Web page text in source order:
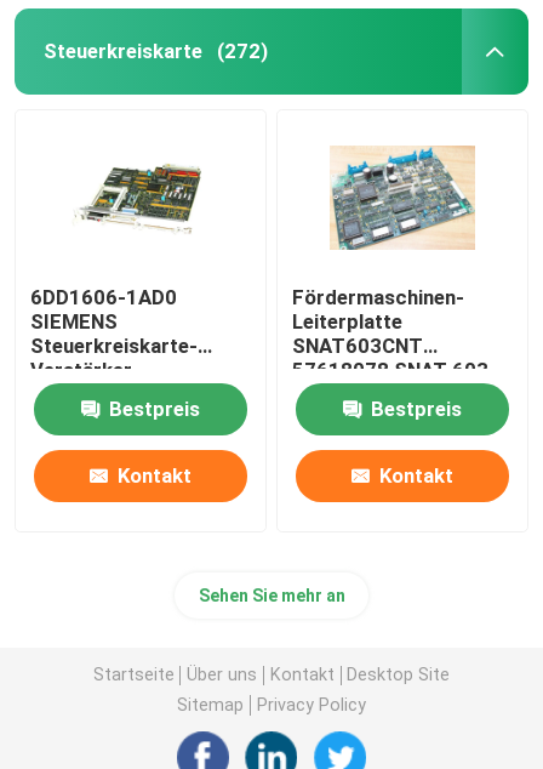
Steuerkreiskarte (272)
6DD1606-1AD0
SIEMENS
Steuerkreiskarte-
Verstärker-
Leiterplatte PT20M
32MHz Bestpreis
Kontakt
Fördermaschinen-
Leiterplatte
SNAT603CNT
57618078 SNAT 603
CNT 61007041 Steuer
Bestpreis
Kontakt
Sehen Sie mehr an
Startseite Über uns Kontakt
Desktop Site
Sitemap
Privacy Policy